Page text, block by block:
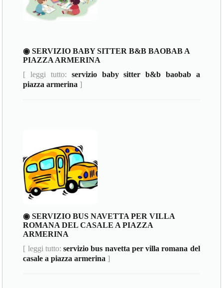
◉ SERVIZIO BABY SITTER B&B BAOBAB A
PIAZZA ARMERINA
[ leggi tutto: servizio baby sitter b&b baobab a
piazza armerina ]
◉ SERVIZIO BUS NAVETTA PER VILLA
ROMANA DEL CASALE A PIAZZA
ARMERINA
[ leggi tutto:servizio bus navetta per villa romana del
casale a piazza armerina ]